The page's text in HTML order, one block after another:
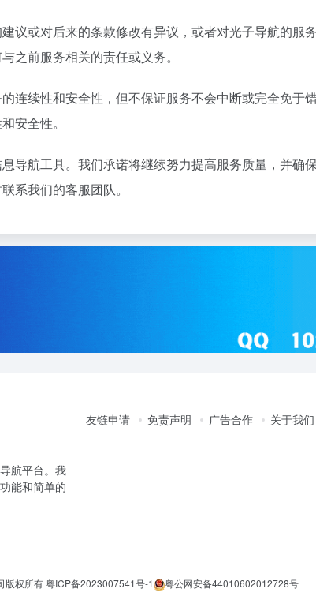
议或对后来的条款修改有异议，或者对光子导航的
之前服务相关的责任或义务。
连续性和安全性，但不保证服务不会中断或完全免
安全性。
导航工具。我们承诺将继续努力提高服务质量，并
系我们的客服团队。
航平台。我
能和简单的
友链申请 免责声明 广告合作 关于我们
版权所有粤ICP备2023007541号-1 粤公网安备44010602012728号